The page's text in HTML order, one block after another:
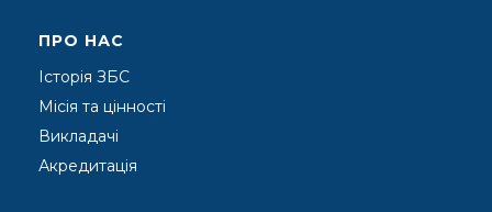
ПРО НАС
Історія ЗБС
Місія та цінності
Викладачі
Акредитація